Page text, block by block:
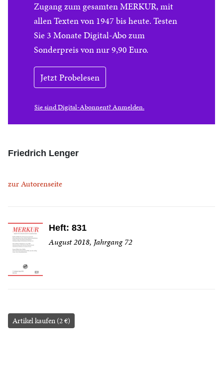
Zugang zum gesamten MERKUR, mit
allen Texten von 1947 bis heute. Testen
Sie 3 Monate Digital-Abo zum
Sonderpreis von nur 9,90 Euro.
Jetzt Probelesen
Sie sind Digital-Abonnent? Anmelden.
Friedrich Lenger
zur Autorenseite
Heft: 831
August 2018, Jahrgang 72
Artikel kaufen (2 €)